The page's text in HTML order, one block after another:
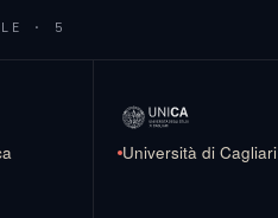
· 5
Università di Cagliari